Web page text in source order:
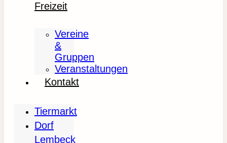
Freizeit
Vereine
&
Gruppen
Veranstaltungen
Kontakt
Tiermarkt
Dorf
Lembeck